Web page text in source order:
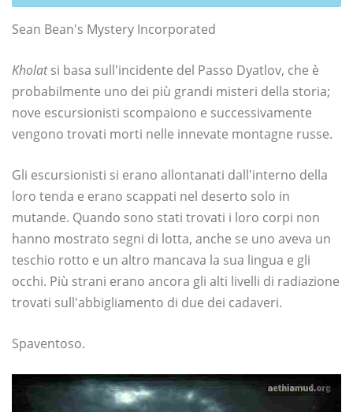
Sean Bean's Mystery Incorporated
Kholatsi basa sull'incidente del Passo Dyatlov, che è
probabilmente uno dei più grandi misteri della storia;
nove escursionisti scompaiono e successivamente
vengono trovati morti nelle innevate montagne russe.
Gli escursionisti si erano allontanati dall'interno della
loro tenda e erano scappati nel deserto solo in
mutande. Quando sono stati trovati i loro corpi non
hanno mostrato segni di lotta, anche se uno aveva un
teschio rotto e un altro mancava la sua lingua e gli
occhi. Più strani erano ancora gli alti livelli di radiazione
trovati sull'abbigliamento di due dei cadaveri.
Spaventoso.